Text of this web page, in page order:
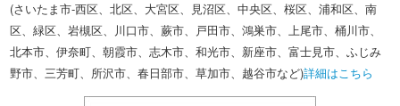
(さいたま市-西区、北区、大宮区、見沼区、中央区、桜区、浦和区、南
区、緑区、岩槻区、川口市、蕨市、戸田市、鴻巣市、上尾市、桶川市、
北本市、伊奈町、朝霞市、志木市、和光市、新座市、富士見市、ふじみ
野市、三芳町、所沢市、春日部市、草加市、越谷市など)詳細はこちら